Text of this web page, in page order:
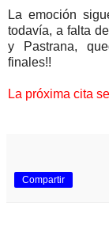
La emoción
todavía, a falta
y Pastrana,
finales!!
La próxima cita
Compartir